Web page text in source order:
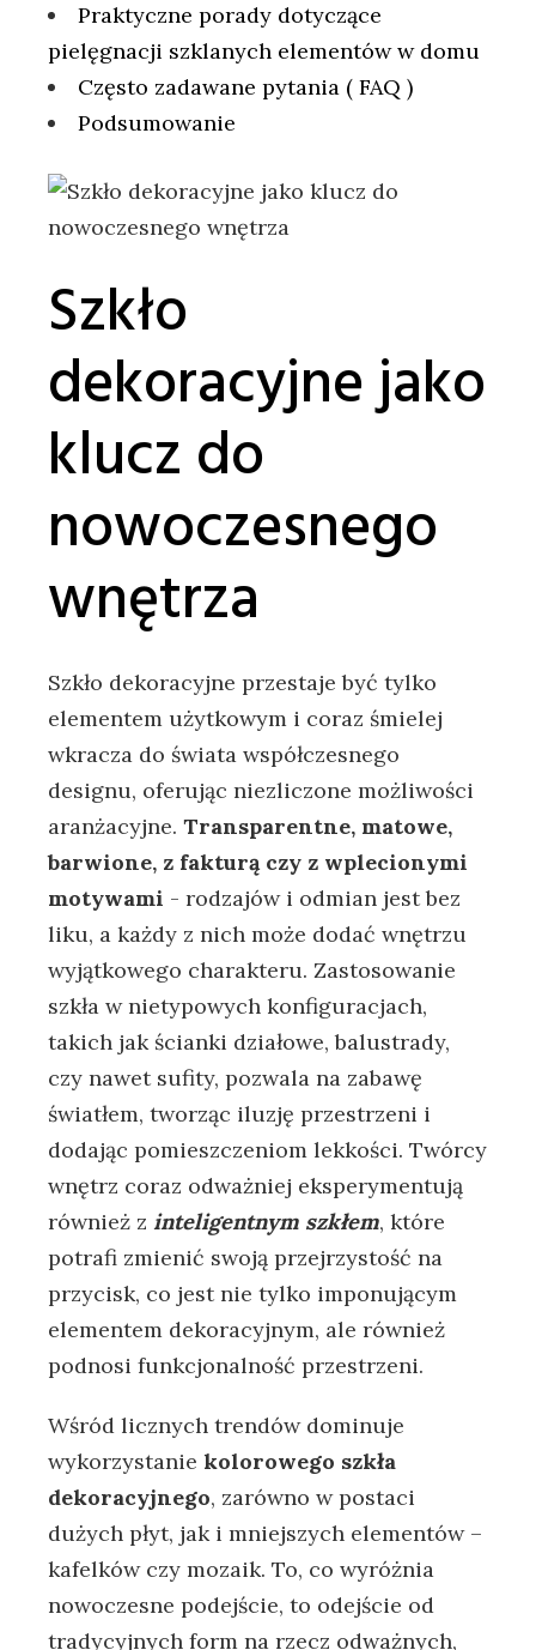
Praktyczne porady dotyczące⁣
pielęgnacji ​szklanych elementów w domu
Często‍ zadawane pytania ( FAQ )
Podsumowanie
Szkło
dekoracyjne jako
klucz ⁤do
nowoczesnego
wnętrza
Szkło ‌dekoracyjne przestaje być tylko
elementem ⁢użytkowym‌ i coraz śmielej
wkracza do ⁣świata współczesnego‌
designu, oferując niezliczone możliwości​
aranżacyjne.Transparentne, ⁤matowe,
barwione, z fakturą czy z ⁤wplecionymi
⁣motywami ⁤- rodzajów i‌ odmian jest bez
liku,⁤ a każdy z nich ​może dodać wnętrzu
wyjątkowego charakteru. Zastosowanie
szkła w⁣ nietypowych konfiguracjach,
takich jak ścianki działowe, balustrady,
czy nawet sufity, pozwala na zabawę‍
światłem,‍ tworząc iluzję przestrzeni i
dodając pomieszczeniom lekkości. Twórcy
⁢wnętrz⁤ coraz​ odważniej eksperymentują
również⁢ zinteligentnym szkłem, które
potrafi zmienić swoją przejrzystość na
przycisk, co jest nie tylko ​imponującym
elementem⁣ dekoracyjnym, ale również
podnosi funkcjonalność przestrzeni.
Wśród ⁣licznych⁤ trendów dominuje
wykorzystanie‍ kolorowego szkła
dekoracyjnego, zarówno w ​postaci
dużych⁤ płyt,⁢ jak i mniejszych elementów –
​kafelków‍ czy‍ mozaik. To, co wyróżnia
nowoczesne podejście, to odejście od
tradycyjnych ‌form na rzecz odważnych, ​